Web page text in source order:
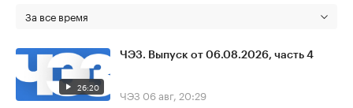
За все время
26:20
ЧЭЗ. Выпуск от 06.08.2026, часть 4
ЧЭЗ 06 авг, 20:29